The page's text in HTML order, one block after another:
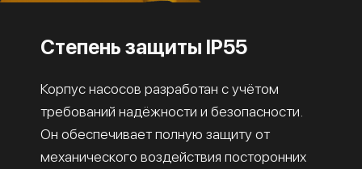
Степень защиты IP55
Корпус насосов разработан с учётом
требований надёжности и безопасности.
Он обеспечивает полную защиту от
механического воздействия посторонних